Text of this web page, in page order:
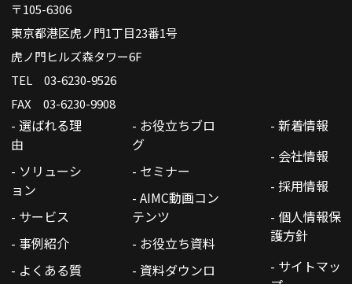
〒105-6306
東京都港区虎ノ門1丁目23番1号
虎ノ門ヒルズ森タワー6F
TEL 03-6230-9526
FAX 03-6230-9908
- 選ばれる理
由
- ソリューシ
ョン
- サービス
- 事例紹介
- よくある質
- お役立ちブロ
グ
- セミナー
- AIMC動画コン
テンツ
- お役立ち資料
- 資料ダウンロ
- 新着情報
- 会社情報
- 採用情報
- 個人情報保
護方針
- サイトマッ